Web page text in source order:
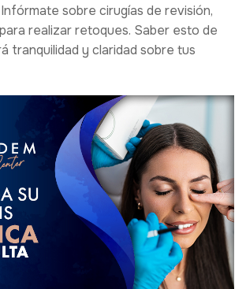
sobre cirugías de revisión,
realizar retoques. Saber esto de
tranquilidad y claridad sobre tus